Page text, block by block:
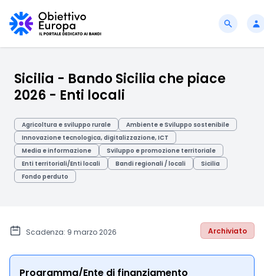
Sicilia - Bando Sicilia che piace
2026 - Enti locali
Agricoltura e sviluppo rurale
Ambiente e Sviluppo sostenibile
Innovazione tecnologica, digitalizzazione, ICT
Media e informazione
Sviluppo e promozione territoriale
Enti territoriali/Enti locali
Bandi regionali / locali
Sicilia
Fondo perduto
Scadenza: 9 marzo 2026 Archiviato
Programma/Ente di finanziamento